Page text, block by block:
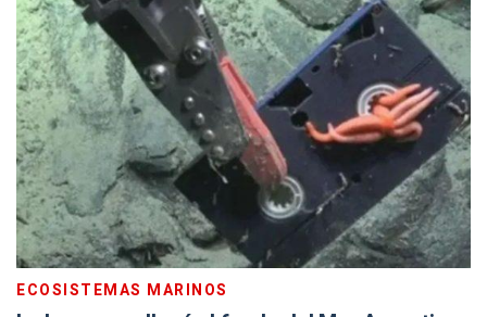
ECOSISTEMAS MARINOS